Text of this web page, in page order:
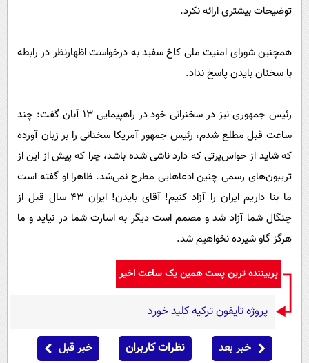
توضیحات بیشتری ارائه نکرد.
همچنین شورای امنیت ملی کاخ سفید به درخواست اظهارنظر در رابطه
با سخنان بایدن پاسخ نداد.
رئیس جمهوری نیز در سخنرانی خود در راهپیمایی ۱۳ آبان گفت: چند
ساعت قبل مطلع شدم، رئیس جمهور آمریکا سخنانی را بر زبان آورده
که شاید از حواس‌پرتی که دارد ناشی شده باشد، چرا که پیش از این از
تریبون‌های رسمی چنین ادعاهایی مطرح نمی‌شد. ظاهرا او گفته است
ما بنا داریم ایران را آزاد کنیم! آقای بایدن! ایران ۴۳ سال قبل از
چنگال شما آزاد شد و مصمم است دیگر به اسارت شما در نیاید و ما
هرگز گاو شیرده نخواهیم شد.
پربیننده ترین پست همین یک ساعت اخیر
پروژه تایفون ترکیه کلید خورد
خبر بعد نظرات کاربران خبر قبل